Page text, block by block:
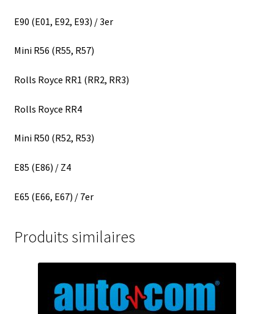
E90 (E01, E92, E93) / 3er
Mini R56 (R55, R57)
Rolls Royce RR1 (RR2, RR3)
Rolls Royce RR4
Mini R50 (R52, R53)
E85 (E86) / Z4
E65 (E66, E67) / 7er
Produits similaires